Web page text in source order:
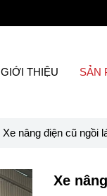
GIỚI THIỆU SẢN
Xe nâng điện cũ ngồi
Xe